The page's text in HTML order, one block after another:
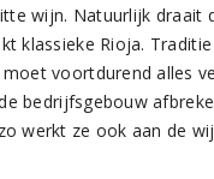
wijn. Natuurlijk
klassieke Rioja.
voortdurend alles
bedrijfsgebouw
werkt ze ook aan de